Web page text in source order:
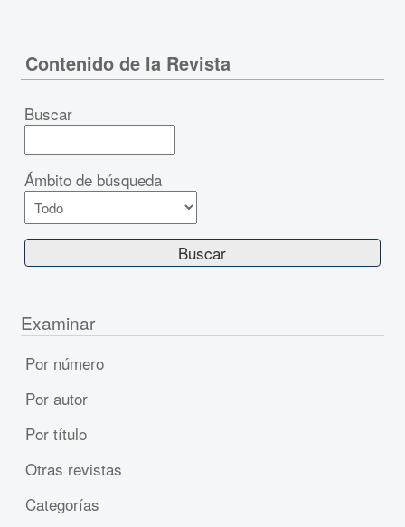
Contenido de la Revista
Buscar
Ámbito de búsqueda
Examinar
Por número
Por autor
Por título
Otras revistas
Categorías